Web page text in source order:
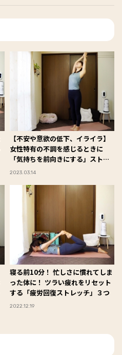
【不安や意欲の低下、イライラ】
女性特有の不調を感じるときに
「気持ちを前向きにする」ストレ
ッチ
2023.03.14
寝る前10分！ 忙しさに慣れてしま
った体に！ ツラい疲れをリセット
する「疲労回復ストレッチ」３つ
2022.12.19